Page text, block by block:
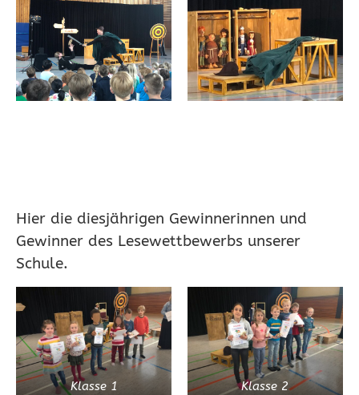
Hier die diesjährigen Gewinnerinnen und
Gewinner des Lesewettbewerbs unserer
Schule.
Klasse 1 Klasse 2